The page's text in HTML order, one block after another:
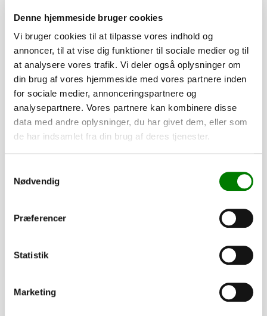
Denne hjemmeside bruger cookies
Vi bruger cookies til at tilpasse vores indhold og
annoncer, til at vise dig funktioner til sociale medier og til
at analysere vores trafik. Vi deler også oplysninger om
din brug af vores hjemmeside med vores partnere inden
for sociale medier, annonceringspartnere og
analysepartnere. Vores partnere kan kombinere disse
data med andre oplysninger, du har givet dem, eller som
de har indsamlet fra din brug af deres tjenester.
Nødvendig
Præferencer
Statistik
Marketing
Dupsko 35x35x1 - sort
PÅ LAGER